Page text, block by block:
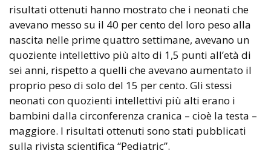
risultati ottenuti hanno mostrato che i neonati che
avevano messo su il 40 per cento del loro peso alla
nascita nelle prime quattro settimane, avevano un
quoziente intellettivo più alto di 1,5 punti all’età di
sei anni, rispetto a quelli che avevano aumentato il
proprio peso di solo del 15 per cento. Gli stessi
neonati con quozienti intellettivi più alti erano i
bambini dalla circonferenza cranica – cioè la testa –
maggiore. I risultati ottenuti sono stati pubblicati
sulla rivista scientifica “Pediatric”.